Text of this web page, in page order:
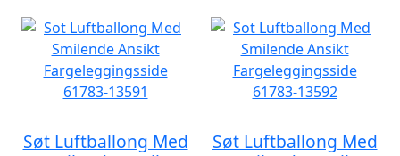
Søt Luftballong Med
Søt Luftballong Med